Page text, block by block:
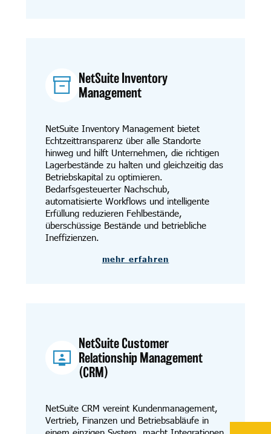
NetSuite Inventory
Management
NetSuite Inventory Management bietet
Echtzeittransparenz über alle Standorte
hinweg und hilft Unternehmen, die richtigen
Lagerbestände zu halten und gleichzeitig das
Betriebskapital zu optimieren.
Bedarfsgesteuerter Nachschub,
automatisierte Workflows und intelligente
Erfüllung reduzieren Fehlbestände,
überschüssige Bestände und betriebliche
Ineffizienzen.
mehr erfahren
NetSuite Customer
Relationship Management
(CRM)
NetSuite CRM vereint Kundenmanagement,
Vertrieb, Finanzen und Betriebsabläufe in